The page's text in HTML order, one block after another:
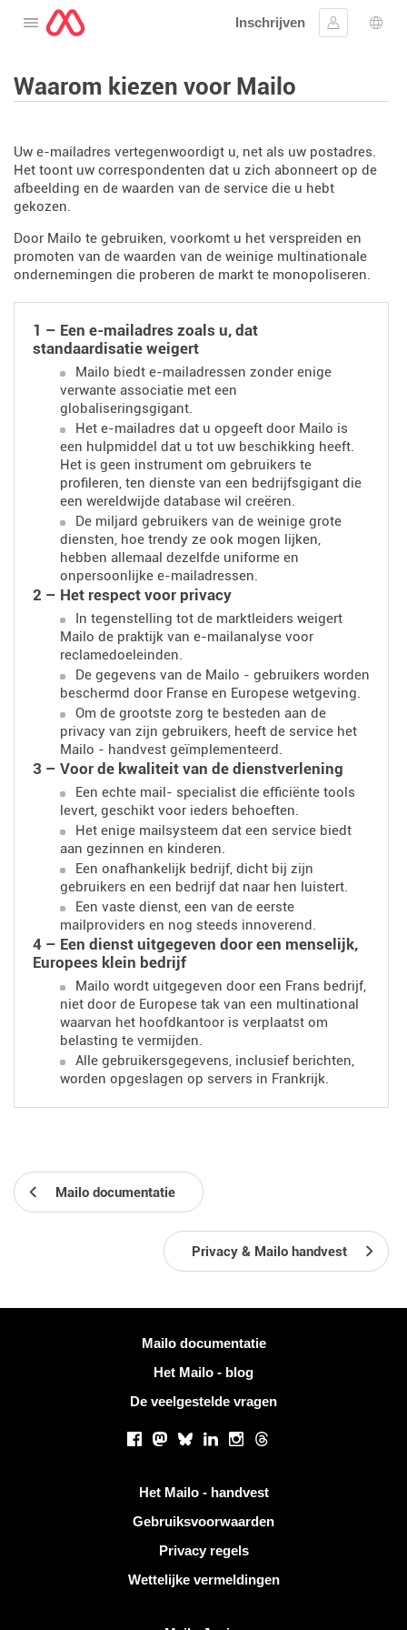
Open het menu
Inschrijven
Aanmelden
Taal
Waarom kiezen voor Mailo
Uw e-mailadres vertegenwoordigt u, net als uw postadres.
Het toont uw correspondenten dat u zich abonneert op de
afbeelding en de waarden van de service die u hebt
gekozen.
Door Mailo te gebruiken, voorkomt u het verspreiden en
promoten van de waarden van de weinige multinationale
ondernemingen die proberen de markt te monopoliseren.
1 – Een e-mailadres zoals u, dat
standaardisatie weigert
Mailo biedt e-mailadressen zonder enige
verwante associatie met een
globaliseringsgigant.
Het e-mailadres dat u opgeeft door Mailo is
een hulpmiddel dat u tot uw beschikking heeft.
Het is geen instrument om gebruikers te
profileren, ten dienste van een bedrijfsgigant die
een wereldwijde database wil creëren.
De miljard gebruikers van de weinige grote
diensten, hoe trendy ze ook mogen lijken,
hebben allemaal dezelfde uniforme en
onpersoonlijke e-mailadressen.
2 – Het respect voor privacy
In tegenstelling tot de marktleiders weigert
Mailo de praktijk van e-mailanalyse voor
reclamedoeleinden.
De gegevens van de Mailo - gebruikers worden
beschermd door Franse en Europese wetgeving.
Om de grootste zorg te besteden aan de
privacy van zijn gebruikers, heeft de service het
Mailo - handvest geïmplementeerd.
3 – Voor de kwaliteit van de dienstverlening
Een echte mail- specialist die efficiënte tools
levert, geschikt voor ieders behoeften.
Het enige mailsysteem dat een service biedt
aan gezinnen en kinderen.
Een onafhankelijk bedrijf, dicht bij zijn
gebruikers en een bedrijf dat naar hen luistert.
Een vaste dienst, een van de eerste
mailproviders en nog steeds innoverend.
4 – Een dienst uitgegeven door een menselijk,
Europees klein bedrijf
Mailo wordt uitgegeven door een Frans bedrijf,
niet door de Europese tak van een multinational
waarvan het hoofdkantoor is verplaatst om
belasting te vermijden.
Alle gebruikersgegevens, inclusief berichten,
worden opgeslagen op servers in Frankrijk.
Mailo documentatie
Privacy & Mailo handvest
Mailo documentatie
Het Mailo - blog
De veelgestelde vragen
Facebook
Mastodon
BlueskyLinkedInInstagram
Threads
Het Mailo - handvest
Gebruiksvoorwaarden
Privacy regels
Wettelijke vermeldingen